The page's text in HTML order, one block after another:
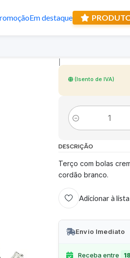
Em destaque
(Isento de IVA)
Quantidade
DESCRIÇÃO
Terço com bolas
cordão branco.
Adicionar à
Envio Imediato
Receba entre